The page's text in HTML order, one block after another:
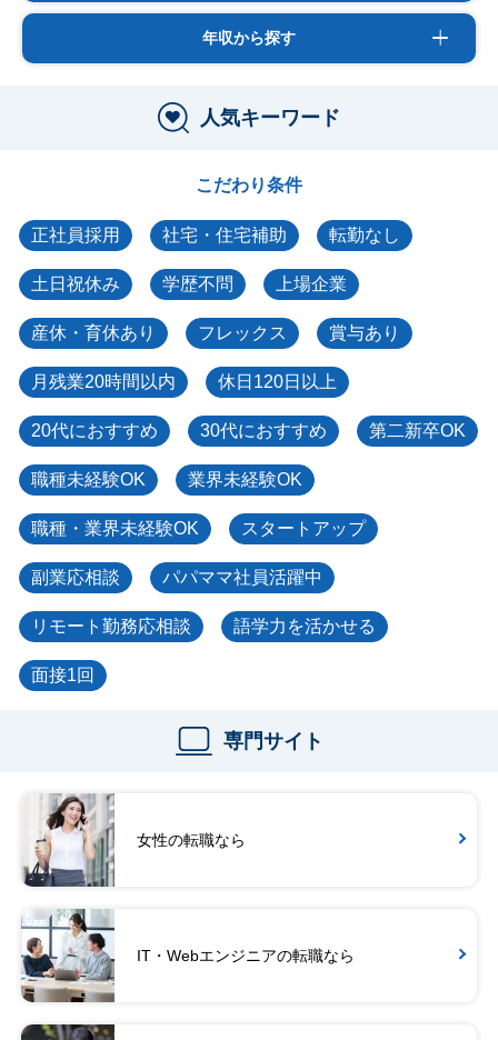
年収から探す
人気キーワード
こだわり条件
正社員採用 社宅・住宅補助 転勤なし
土日祝休み 学歴不問 上場企業
産休・育休あり フレックス 賞与あり
月残業20時間以内 休日120日以上
20代におすすめ 30代におすすめ 第二新卒OK
職種未経験OK 業界未経験OK
職種・業界未経験OK スタートアップ
副業応相談 パパママ社員活躍中
リモート勤務応相談 語学力を活かせる
面接1回
専門サイト
女性の転職なら
IT・Webエンジニアの転職なら